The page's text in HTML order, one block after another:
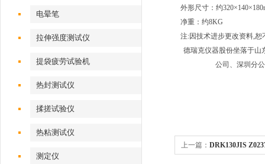
电晕笔
拉伸强度测试仪
提袋疲劳试验机
热封测试仪
揉搓试验仪
热粘测试仪
测定仪
外形尺寸：约
净重：约8KG
注:因技术进步更改资料,
德瑞克仪器股份坐落于山
公司、深圳分
上一篇： DRK130JIS